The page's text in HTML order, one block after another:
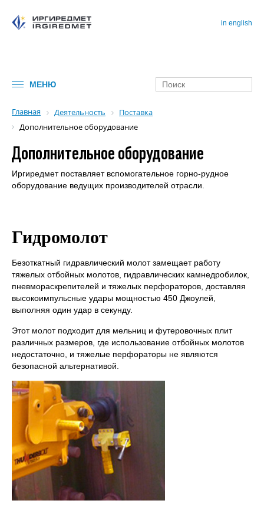
МЕНЮ
in english
Главная Деятельность
Поставка
Дополнительное оборудование
Дополнительное оборудование
Иргиредмет поставляет вспомогательное горно-рудное
оборудование ведущих производителей отрасли.
Гидромолот
Безоткатный гидравлический молот замещает работу
тяжелых отбойных молотов, гидравлических камнедробилок,
пневмораскрепителей и тяжелых перфораторов, доставляя
высокоимпульсные удары мощностью 450 Джоулей,
выполняя один удар в секунду.
Этот молот подходит для мельниц и футеровочных плит
различных размеров, где использование отбойных молотов
недостаточно, и тяжелые перфораторы не являются
безопасной альтернативой.